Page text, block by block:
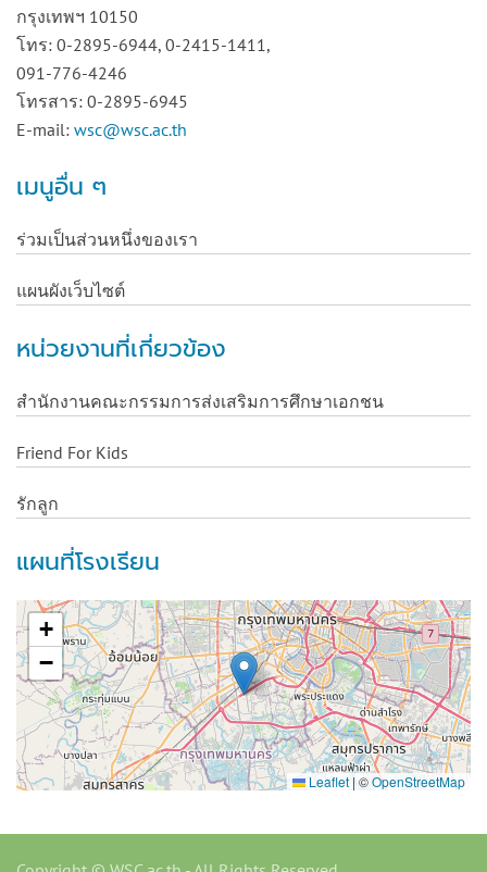
กรุงเทพฯ 10150
โทร: 0-2895-6944, 0-2415-1411,
091-776-4246
โทรสาร: 0-2895-6945
E-mail: wsc@wsc.ac.th
เมนูอื่น ๆ
ร่วมเป็นส่วนหนึ่งของเรา
แผนผังเว็บไซต์
หน่วยงานที่เกี่ยวข้อง
สำนักงานคณะกรรมการส่งเสริมการศึกษาเอกชน
Friend For Kids
รักลูก
แผนที่โรงเรียน
+
−
Leaflet | ©OpenStreetMap